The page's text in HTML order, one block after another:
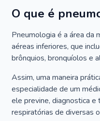
O que é
Pneumologia é a área da
aéreas inferiores, que
brônquios, bronquíolos e
Assim, uma maneira
especialidade de um
ele previne, diagnostica e
respiratórias de diversas